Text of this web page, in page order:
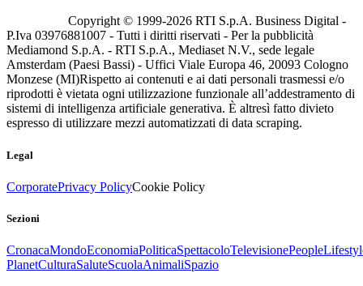
Copyright © 1999-2026 RTI S.p.A. Business Digital -
P.Iva 03976881007 - Tutti i diritti riservati - Per la pubblicità
Mediamond S.p.A. - RTI S.p.A., Mediaset N.V., sede legale
Amsterdam (Paesi Bassi) - Uffici Viale Europa 46, 20093 Cologno
Monzese (MI)Rispetto ai contenuti e ai dati personali trasmessi e/o
riprodotti è vietata ogni utilizzazione funzionale all’addestramento di
sistemi di intelligenza artificiale generativa. È altresì fatto divieto
espresso di utilizzare mezzi automatizzati di data scraping.
Legal
CorporatePrivacy PolicyCookie Policy
Sezioni
CronacaMondoEconomiaPoliticaSpettacoloTelevisionePeople
PlanetCulturaSaluteScuolaAnimaliSpazio